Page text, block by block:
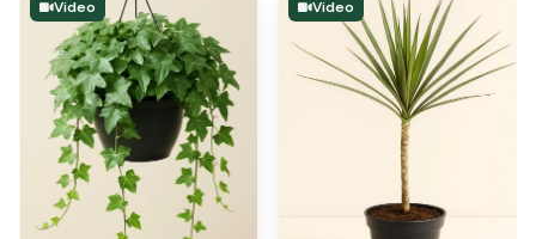
Video Video